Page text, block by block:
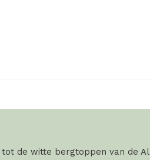
de witte bergtoppen van de